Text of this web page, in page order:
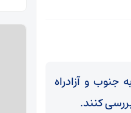
و آزادراه
کنند.